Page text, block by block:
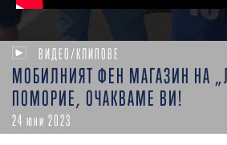
ВИДЕО/КЛИПОВЕ
МОБИЛНИЯТ ФЕН МАГАЗИН НА
ПОМОРИЕ, ОЧАКВАМЕ ВИ!
24 юни 2023